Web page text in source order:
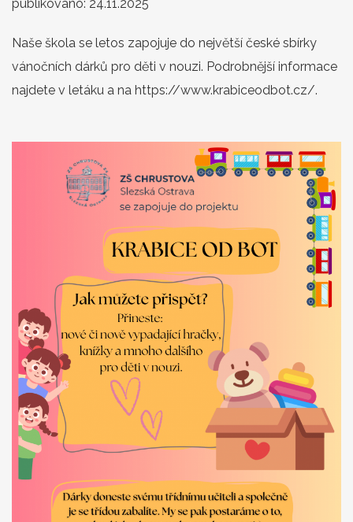
publikováno: 24.11.2025
Naše škola se letos zapojuje do největší české sbírky
vánočních dárků pro děti v nouzi. Podrobnější informace
najdete v letáku a na https://www.krabiceodbot.cz/.